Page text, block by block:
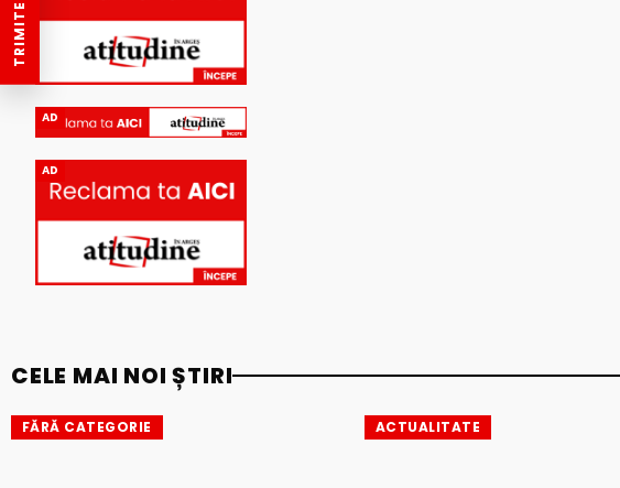
AD
AD
CELE MAI NOI ȘTIRI
FĂRĂ CATEGORIE ACTUALITATE